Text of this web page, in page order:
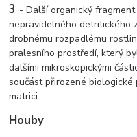
3 -Další organický
nepravidelného detritického
drobnému rozpadlému
pralesního prostředí, který
dalšími mikroskopickými
součást přirozené
matrici.
Houby